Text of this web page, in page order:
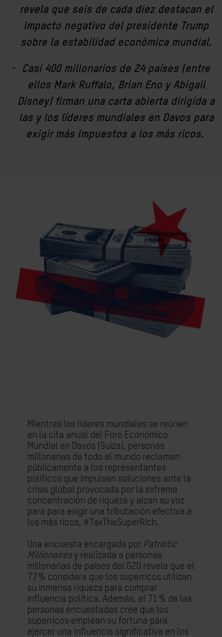
revela que seis de cada diez destacan el
impacto negativo del presidente Trump
sobre la estabilidad económica mundial.
Casi 400 millonarios de 24 países (entre
ellos Mark Ruffalo, Brian Eno y Abigail
Disney) firman una carta abierta dirigida a
las y los líderes mundiales en Davos para
exigir más impuestos a los más ricos.
Mientras los líderes mundiales se reúnen
en la cita anual del Foro Económico
Mundial en Davos (Suiza), personas
millonarias de todo el mundo reclaman
públicamente a los representantes
políticos que impulsen soluciones ante la
crisis global provocada por la extrema
concentración de riqueza y alzan su voz
para para exigir una tributación efectiva a
los más ricos, #TaxTheSuperRich.
Una encuesta encargada por Patriotic
Millionairesy realizada a personas
millonarias de países del G20 revela que el
77 % considera que los superricos utilizan
su inmensa riqueza para comprar
influencia política. Además, el 71 % de las
personas encuestadas cree que los
superricos emplean su fortuna para
ejercer una influencia significativa en los